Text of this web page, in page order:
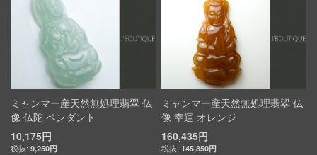
ミャンマー産天然無処理翡翠 仏
像 仏陀 ペンダント
10,175円
9,250円
ミャンマー産天然無処理翡翠 仏
像 幸運 オレンジ
160,435円
145,850円